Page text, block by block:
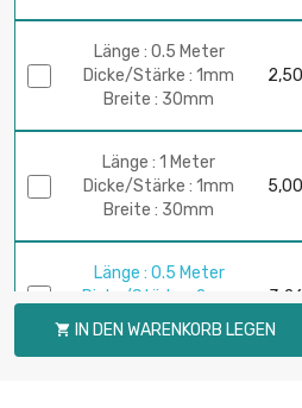
Länge : 0.5 Meter
Dicke/Stärke : 1mm
Breite : 30mm
Länge : 1 Meter
Dicke/Stärke : 1mm
Breite : 30mm
Länge : 0.5 Meter
Dicke/Stärke : 2mm
Breite : 30mm
 IN DEN WARENKORB LEGEN